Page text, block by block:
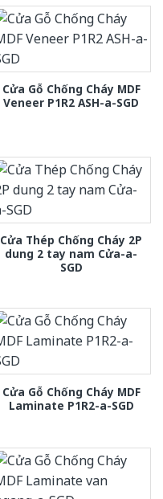
Cửa Gỗ Chống Cháy MDF
Veneer P1R2 ASH-a-SGD
Cửa Thép Chống Cháy 2P
dung 2 tay nam Cửa-a-
SGD
Cửa Gỗ Chống Cháy MDF
Laminate P1R2-a-SGD